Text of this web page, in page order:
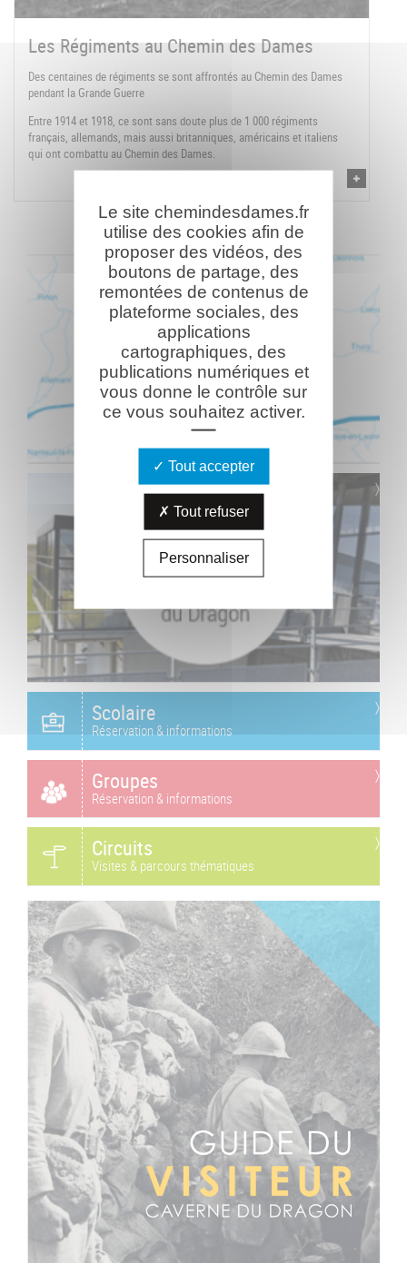
Les Régiments au Chemin des Dames
Des centaines de régiments se sont affrontés au Chemin des Dames
pendant la Grande Guerre
Entre 1914 et 1918, ce sont sans doute plus de 1 000 régiments
français, allemands, mais aussi britanniques, américains et italiens
qui ont combattu au Chemin des Dames.
Scolaire
Réservation & informations
Groupes
Réservation & informations
Circuits
Visites & parcours thématiques
Le site chemindesdames.fr
utilise des cookies afin de
proposer des vidéos, des
boutons de partage, des
remontées de contenus de
plateforme sociales, des
applications
cartographiques, des
publications numériques et
vous donne le contrôle sur
ce vous souhaitez activer.
Tout accepter
Tout refuser
Personnaliser